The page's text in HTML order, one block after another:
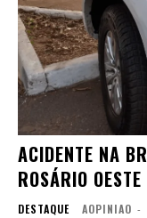
ACIDENTE NA
ROSÁRIO OESTE
DESTAQUE AOPINIAO -